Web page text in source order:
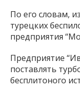
По его словам,
турецких
предприятия
Предприятие
поставлять
бесплитоного